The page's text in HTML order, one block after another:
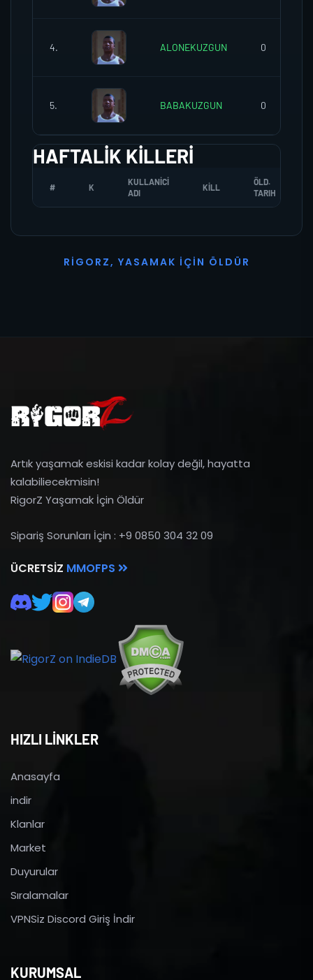
4. ALONEKUZGUN 0
5. BABAKUZGUN 0
HAFTALIK KILLERI
# K
KULLANICI
ADI
KILL
ÖLD.
TARIH
R I G O R Z, YASAMAK İ ÇI N Ö L D Ü R
Artık yaşamak eskisi kadar kolay değil, hayatta
kalabiliecekmisin!
RigorZ Yaşamak İçin Öldür
Sipariş Sorunları İçin : +9 0850 304 32 09
ÜCRETSIZ MMOFPS
HIZLI LİNKLER
Anasayfa
indir
Klanlar
Market
Duyurular
Sıralamalar
VPNSiz Discord Giriş İndir
KURUMSAL